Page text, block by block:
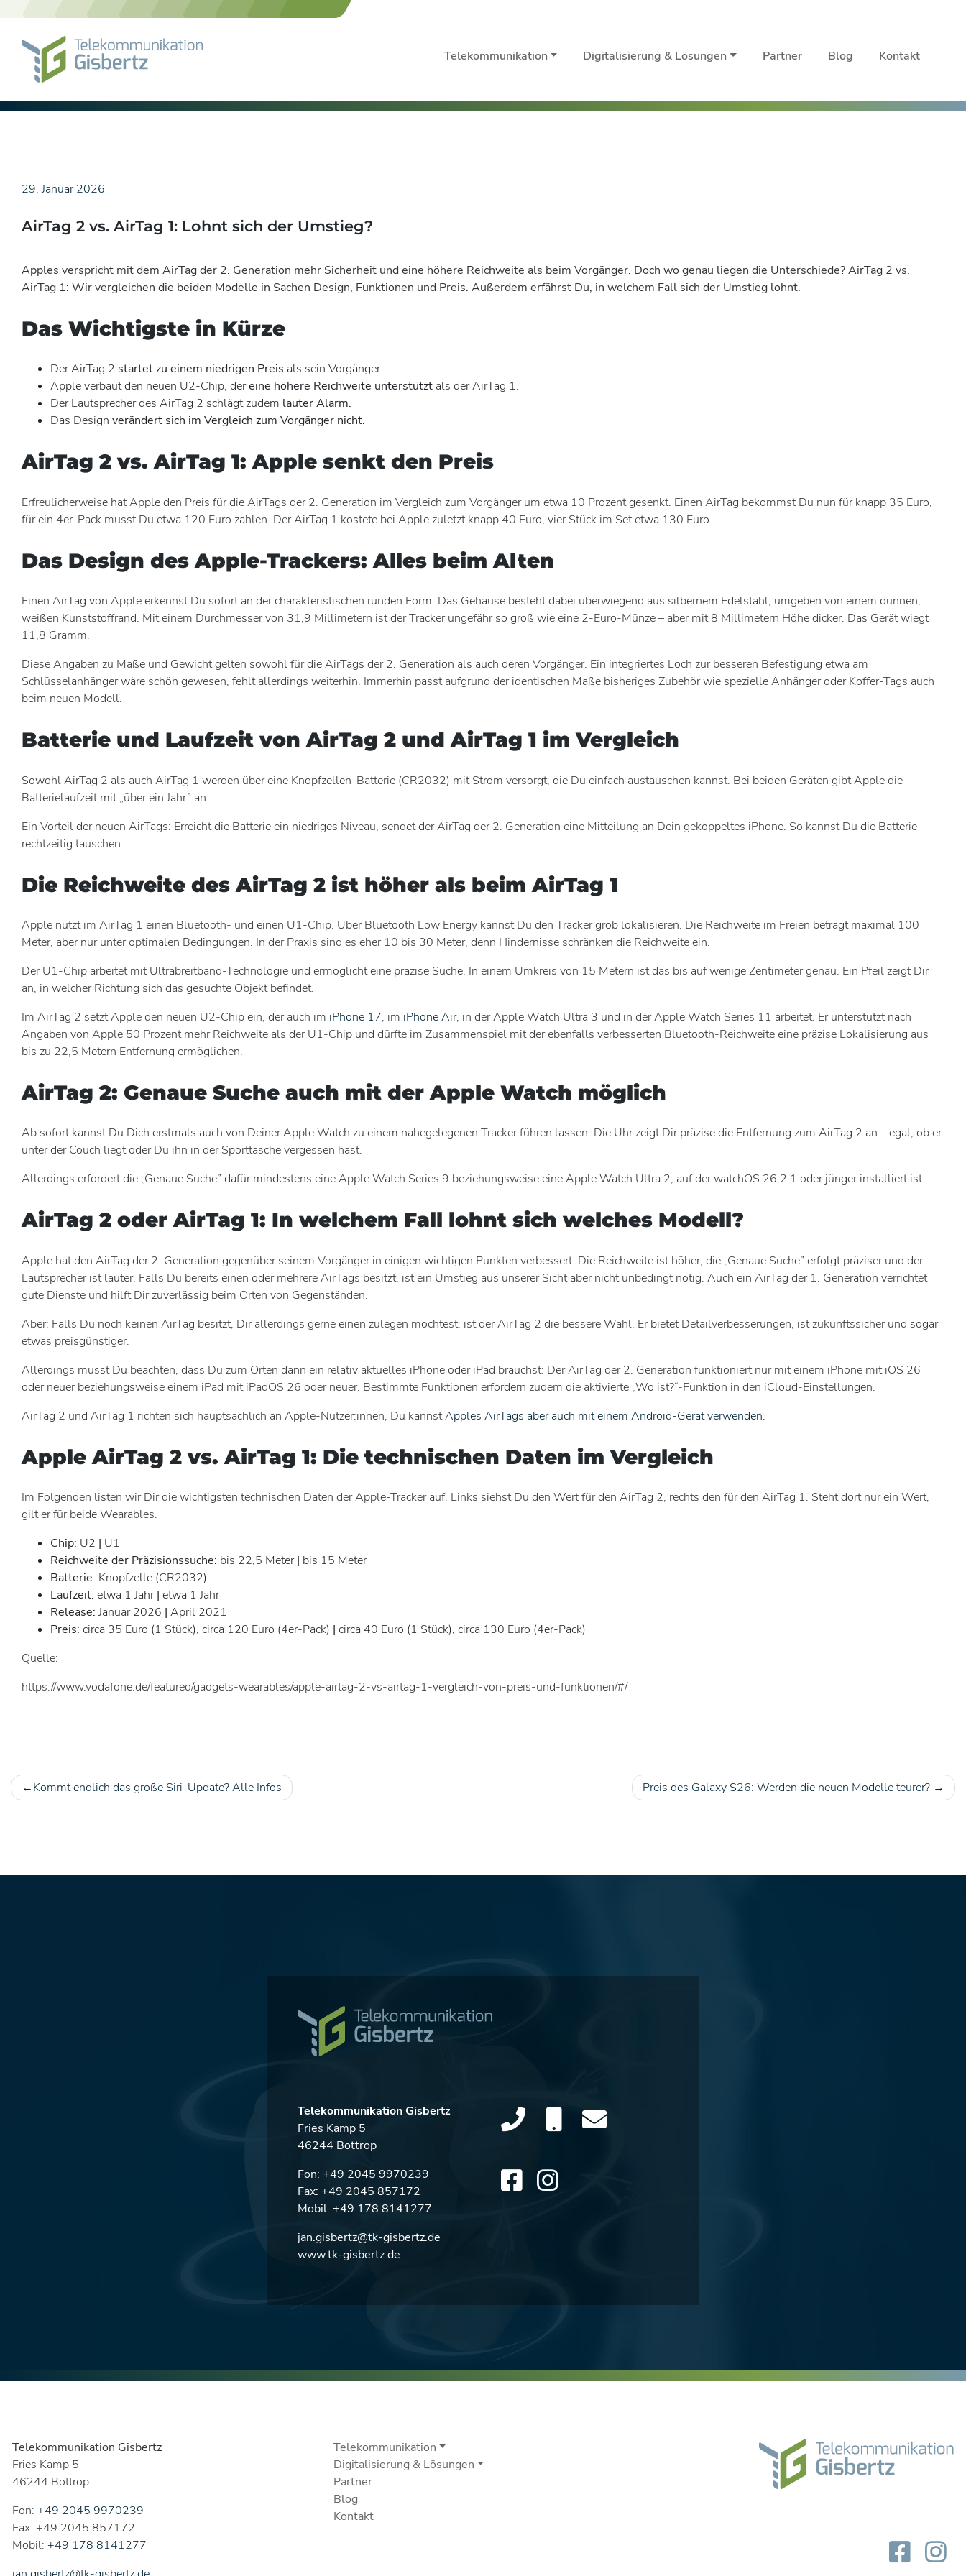
Skip
Telekommunikation Digitalisierung & Lösungen Partner Blog Kontakt
29. Januar 2026
AirTag 2 vs. AirTag 1: Lohnt sich der Umstieg?
Apples verspricht mit dem AirTag der 2. Generation mehr Sicherheit und eine höhere Reichweite als beim Vorgänger. Doch wo genau liegen die Unterschiede? AirTag 2 vs.
AirTag 1: Wir vergleichen die beiden Modelle in Sachen Design, Funktionen und Preis. Außerdem erfährst Du, in welchem Fall sich der Umstieg lohnt.
Das Wichtigste in Kürze
Der AirTag 2 startet zu einem niedrigen Preis als sein Vorgänger.
Apple verbaut den neuen U2-Chip, dereine höhere Reichweite unterstützt als der AirTag 1.
Der Lautsprecher des AirTag 2 schlägt zudem lauter Alarm.
Das Design verändert sich im Vergleich zum Vorgänger nicht.
AirTag 2 vs. AirTag 1: Apple senkt den Preis
Erfreulicherweise hat Apple den Preis für die AirTags der 2. Generation im Vergleich zum Vorgänger um etwa 10 Prozent gesenkt. Einen AirTag bekommst Du nun für knapp 35 Euro,
für ein 4er-Pack musst Du etwa 120 Euro zahlen. Der AirTag 1 kostete bei Apple zuletzt knapp 40 Euro, vier Stück im Set etwa 130 Euro.
Das Design des Apple-Trackers: Alles beim Alten
Einen AirTag von Apple erkennst Du sofort an der charakteristischen runden Form. Das Gehäuse besteht dabei überwiegend aus silbernem Edelstahl, umgeben von einem dünnen,
weißen Kunststoffrand. Mit einem Durchmesser von 31,9 Millimetern ist der Tracker ungefähr so groß wie eine 2-Euro-Münze – aber mit 8 Millimetern Höhe dicker. Das Gerät wiegt
11,8 Gramm.
Diese Angaben zu Maße und Gewicht gelten sowohl für die AirTags der 2. Generation als auch deren Vorgänger. Ein integriertes Loch zur besseren Befestigung etwa am
Schlüsselanhänger wäre schön gewesen, fehlt allerdings weiterhin. Immerhin passt aufgrund der identischen Maße bisheriges Zubehör wie spezielle Anhänger oder Koffer-Tags auch
beim neuen Modell.
Batterie und Laufzeit von AirTag 2 und AirTag 1 im Vergleich
Sowohl AirTag 2 als auch AirTag 1 werden über eine Knopfzellen-Batterie (CR2032) mit Strom versorgt, die Du einfach austauschen kannst. Bei beiden Geräten gibt Apple die
Batterielaufzeit mit „über ein Jahr” an.
Ein Vorteil der neuen AirTags: Erreicht die Batterie ein niedriges Niveau, sendet der AirTag der 2. Generation eine Mitteilung an Dein gekoppeltes iPhone. So kannst Du die Batterie
rechtzeitig tauschen.
Die Reichweite des AirTag 2 ist höher als beim AirTag 1
Apple nutzt im AirTag 1 einen Bluetooth- und einen U1-Chip. Über Bluetooth Low Energy kannst Du den Tracker grob lokalisieren. Die Reichweite im Freien beträgt maximal 100
Meter, aber nur unter optimalen Bedingungen. In der Praxis sind es eher 10 bis 30 Meter, denn Hindernisse schränken die Reichweite ein.
Der U1-Chip arbeitet mit Ultrabreitband-Technologie und ermöglicht eine präzise Suche. In einem Umkreis von 15 Metern ist das bis auf wenige Zentimeter genau. Ein Pfeil zeigt Dir
an, in welcher Richtung sich das gesuchte Objekt befindet.
Im AirTag 2 setzt Apple den neuen U2-Chip ein, der auch im iPhone 17, im iPhone Air, in der Apple Watch Ultra 3 und in der Apple Watch Series 11 arbeitet. Er unterstützt nach
Angaben von Apple 50 Prozent mehr Reichweite als der U1-Chip und dürfte im Zusammenspiel mit der ebenfalls verbesserten Bluetooth-Reichweite eine präzise Lokalisierung aus
bis zu 22,5 Metern Entfernung ermöglichen.
AirTag 2: Genaue Suche auch mit der Apple Watch möglich
Ab sofort kannst Du Dich erstmals auch von Deiner Apple Watch zu einem nahegelegenen Tracker führen lassen. Die Uhr zeigt Dir präzise die Entfernung zum AirTag 2 an – egal, ob er
unter der Couch liegt oder Du ihn in der Sporttasche vergessen hast.
Allerdings erfordert die „Genaue Suche” dafür mindestens eine Apple Watch Series 9 beziehungsweise eine Apple Watch Ultra 2, auf der watchOS 26.2.1 oder jünger installiert ist.
AirTag 2 oder AirTag 1: In welchem Fall lohnt sich welches Modell?
Apple hat den AirTag der 2. Generation gegenüber seinem Vorgänger in einigen wichtigen Punkten verbessert: Die Reichweite ist höher, die „Genaue Suche” erfolgt präziser und der
Lautsprecher ist lauter. Falls Du bereits einen oder mehrere AirTags besitzt, ist ein Umstieg aus unserer Sicht aber nicht unbedingt nötig. Auch ein AirTag der 1. Generation verrichtet
gute Dienste und hilft Dir zuverlässig beim Orten von Gegenständen.
Aber: Falls Du noch keinen AirTag besitzt, Dir allerdings gerne einen zulegen möchtest, ist der AirTag 2 die bessere Wahl. Er bietet Detailverbesserungen, ist zukunftssicher und sogar
etwas preisgünstiger.
Allerdings musst Du beachten, dass Du zum Orten dann ein relativ aktuelles iPhone oder iPad brauchst: Der AirTag der 2. Generation funktioniert nur mit einem iPhone mit iOS 26
oder neuer beziehungsweise einem iPad mit iPadOS 26 oder neuer. Bestimmte Funktionen erfordern zudem die aktivierte „Wo ist?“-Funktion in den iCloud-Einstellungen.
AirTag 2 und AirTag 1 richten sich hauptsächlich an Apple-Nutzer:innen, Du kannstApples AirTags aber auch mit einem Android-Gerät verwenden.
Apple AirTag 2 vs. AirTag 1: Die technischen Daten im Vergleich
Im Folgenden listen wir Dir die wichtigsten technischen Daten der Apple-Tracker auf. Links siehst Du den Wert für den AirTag 2, rechts den für den AirTag 1. Steht dort nur ein Wert,
gilt er für beide Wearables.
Chip: U2 | U1
Reichweite der Präzisionssuche: bis 22,5 Meter| bis 15 Meter
Batterie: Knopfzelle (CR2032)
Laufzeit: etwa 1 Jahr| etwa 1 Jahr
Release: Januar 2026 | April 2021
Preis: circa 35 Euro (1 Stück), circa 120 Euro (4er-Pack) | circa 40 Euro (1 Stück), circa 130 Euro (4er-Pack)
Quelle:
https://www.vodafone.de/featured/gadgets-wearables/apple-airtag-2-vs-airtag-1-vergleich-von-preis-und-funktionen/#/
Beitragsnavigation
Kommt endlich das große Siri-Update? Alle Infos Preis des Galaxy S26: Werden die neuen Modelle teurer?
Telekommunikation Gisbertz
Fries Kamp 5
46244 Bottrop
Fon: +49 2045 9970239
Fax: +49 2045 857172
Mobil: +49 178 8141277
jan.gisbertz@tk-gisbertz.de
www.tk-gisbertz.de
Telekommunikation Gisbertz
Fries Kamp 5
46244 Bottrop
Fon: +49 2045 9970239
Fax: +49 2045 857172
Mobil: +49 178 8141277
Telekommunikation
Digitalisierung & Lösungen
Partner
Blog
Kontakt